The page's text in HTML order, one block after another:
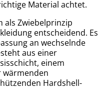
Material achtet.
als Zwiebelprinzip
entscheidend. Es
an wechselnde
aus einer
einem
wärmenden
Hardshell-